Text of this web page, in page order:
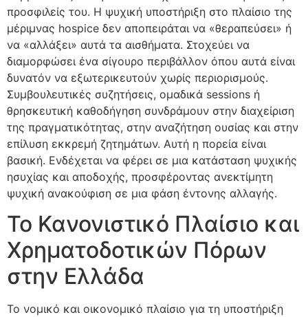
προσφιλείς του. Η ψυχική υποστήριξη στο πλαίσιο της
μέριμνας hospice δεν αποπειράται να «θεραπεύσει» ή
να «αλλάξει» αυτά τα αισθήματα. Στοχεύει να
διαμορφώσει ένα σίγουρο περιβάλλον όπου αυτά είναι
δυνατόν να εξωτερικευτούν χωρίς περιορισμούς.
Συμβουλευτικές συζητήσεις, ομαδικά sessions ή
θρησκευτική καθοδήγηση συνδράμουν στην διαχείριση
της πραγματικότητας, στην αναζήτηση ουσίας και στην
επίλυση εκκρεμή ζητημάτων. Αυτή η πορεία είναι
βασική. Ενδέχεται να φέρει σε μια κατάσταση ψυχικής
ησυχίας και αποδοχής, προσφέροντας ανεκτίμητη
ψυχική ανακούφιση σε μια φάση έντονης αλλαγής.
Το Κανονιστικό Πλαίσιο και
Χρηματοδοτικών Πόρων
στην Ελλάδα
Το νομικό και οικονομικό πλαίσιο για τη υποστήριξη